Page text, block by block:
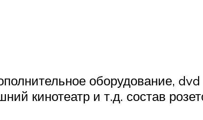
оборудование,
кинотеатр и т.д. состав